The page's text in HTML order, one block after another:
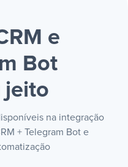
e
Bot
jeito
na integração
+ Telegram Bot e